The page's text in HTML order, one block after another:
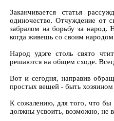
Заканчивается статья
одиночество. Отчуждение от
забралом на борьбу за народ.
когда живешь со своим
Народ удэге столь свято
решаются на общем сходе.
Вот и сегодня, направив
простых вещей - быть хозяином
К сожалению, для того, что бы
должны усвоить, возможно, не